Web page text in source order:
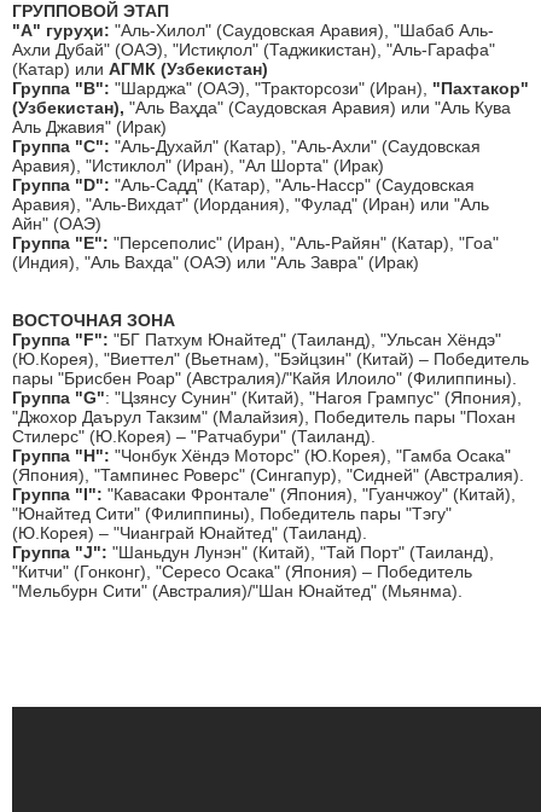
ГРУППОВОЙ ЭТАП
"А" гуруҳи: "Аль-Хилол" (Саудовская Аравия), "Шабаб Аль-
Ахли Дубай" (ОАЭ), "Истиқлол" (Таджикистан), "Аль-Гарафа"
(Катар) или АГМК (Узбекистан)
Группа "B": "Шарджа" (ОАЭ), "Тракторсози" (Иран), "Пахтакор"
(Узбекистан), "Аль Ваҳда" (Саудовская Аравия) или "Аль Кува
Аль Джавия" (Ирак)
Группа "C": "Аль-Духайл" (Катар), "Аль-Ахли" (Саудовская
Аравия), "Истиклол" (Иран), "Ал Шорта" (Ирак)
Группа "D": "Аль-Садд" (Катар), "Аль-Насср" (Саудовская
Аравия), "Аль-Вихдат" (Иордания), "Фулад" (Иран) или "Аль
Айн" (ОАЭ)
Группа "E": "Персеполис" (Иран), "Аль-Райян" (Катар), "Гоа"
(Индия), "Аль Вахда" (ОАЭ) или "Аль Завра" (Ирак)
ВОСТОЧНАЯ ЗОНА
Группа "F": "БГ Патхум Юнайтед" (Таиланд), "Ульсан Хёндэ"
(Ю.Корея), "Виеттел" (Вьетнам), "Бэйцзин" (Китай) – Победитель
пары "Брисбен Роар" (Австралия)/"Кайя Илоило" (Филиппины).
Группа "G": "Цзянсу Сунин" (Китай), "Нагоя Грампус" (Япония),
"Джохор Даърул Такзим" (Малайзия), Победитель пары "Похан
Стилерс" (Ю.Корея) – "Ратчабури" (Таиланд).
Группа "H": "Чонбук Хёндэ Моторс" (Ю.Корея), "Гамба Осака"
(Япония), "Тампинес Роверс" (Сингапур), "Сидней" (Австралия).
Группа "I": "Кавасаки Фронтале" (Япония), "Гуанчжоу" (Китай),
"Юнайтед Сити" (Филиппины), Победитель пары "Тэгу"
(Ю.Корея) – "Чианграй Юнайтед" (Таиланд).
Группа "J": "Шаньдун Лунэн" (Китай), "Тай Порт" (Таиланд),
"Китчи" (Гонконг), "Сересо Осака" (Япония) – Победитель
"Мельбурн Сити" (Австралия)/"Шан Юнайтед" (Мьянма).